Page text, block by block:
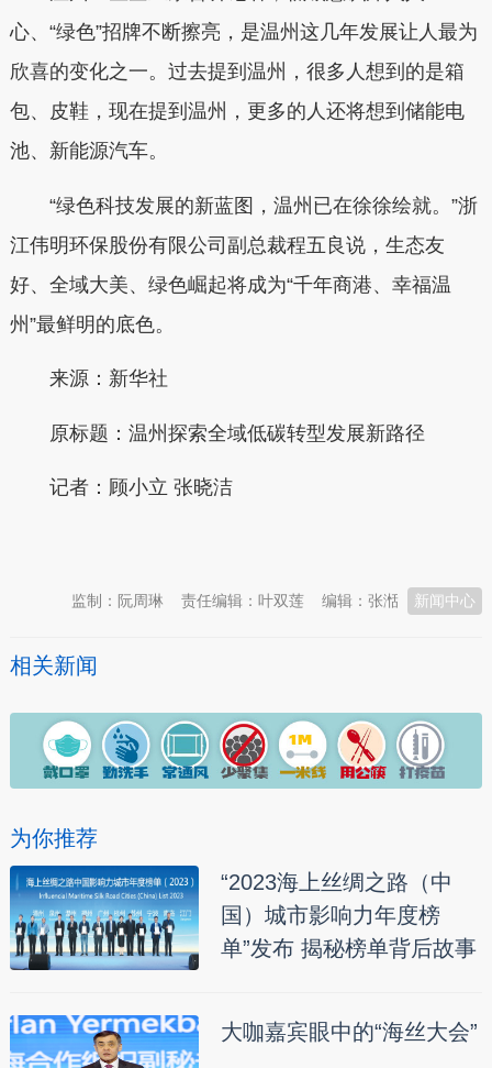
心、“绿色”招牌不断擦亮，是温州这几年发展让人最为
欣喜的变化之一。过去提到温州，很多人想到的是箱
包、皮鞋，现在提到温州，更多的人还将想到储能电
池、新能源汽车。
“绿色科技发展的新蓝图，温州已在徐徐绘就。”浙
江伟明环保股份有限公司副总裁程五良说，生态友
好、全域大美、绿色崛起将成为“千年商港、幸福温
州”最鲜明的底色。
来源：新华社
原标题： 温州探索全域低碳转型发展新路径
记者： 顾小立 张晓洁
新闻中心
编辑：张湉
责任编辑：叶双莲
监制：阮周琳
相关新闻
为你推荐
“2023海上丝绸之路（中
国）城市影响力年度榜
单”发布 揭秘榜单背后故事
大咖嘉宾眼中的“海丝大会”